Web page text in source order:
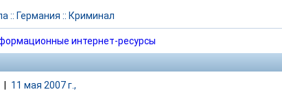
:: Германия :: Криминал
интернет-ресурсы
11 мая 2007 г.,